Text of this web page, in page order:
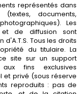
représentés dans
documents,
Les
et de diffusion sont
Tous les droits
du titulaire. La
site sur un support
fins exclusives
et privé (sous réserve
reproduits : pas de